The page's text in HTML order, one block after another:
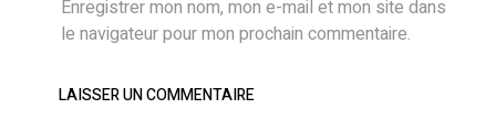
Enregistrer mon nom, mon e-mail et mon site dans
le navigateur pour mon prochain commentaire.